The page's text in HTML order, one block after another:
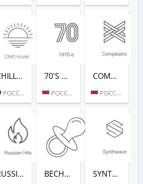
CHILL HOUSE (РАДИО РЕКОРД)
РОССИЯ (МОСКВА)
70'S DANCE (РАДИО РЕКОРД)
РОССИЯ (МОСКВА)
COMPLEXTRO (РАДИО РЕКОРД)
РОССИЯ (МОСКВА)
RUSSIAN HITS (РАДИО РЕКОРД) ВЕСНУШКА FM (РАДИО РЕКОРД) SYNTHWAVE (РАДИО РЕКОРД)